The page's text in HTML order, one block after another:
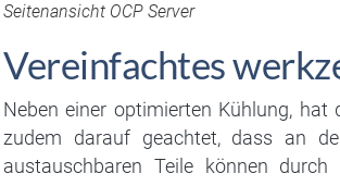
Seitenansicht OCP Server
Vereinfachtes
Neben einer optimierten Kühlung, hat
zudem darauf geachtet, dass an
austauschbaren Teile können